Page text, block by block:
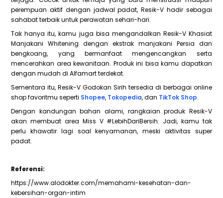
perempuan aktif dengan jadwal padat, Resik-V hadir sebagai
sahabat terbaik untuk perawatan sehari-hari.
Tak hanya itu, kamu juga bisa mengandalkan Resik-V Khasiat
Manjakani Whitening dengan ekstrak manjakani Persia dan
bengkoang, yang bermanfaat mengencangkan serta
mencerahkan area kewanitaan. Produk ini bisa kamu dapatkan
dengan mudah di Alfamart terdekat.
Sementara itu, Resik-V Godokan Sirih tersedia di berbagai online
shop favoritmu seperti Shopee, Tokopedia, dan TikTok Shop.
Dengan kandungan bahan alami, rangkaian produk Resik-V
akan membuat area Miss V #LebihDariBersih. Jadi, kamu tak
perlu khawatir lagi soal kenyamanan, meski aktivitas super
padat.
Referensi:
https://www.alodokter.com/memahami-kesehatan-dan-
kebersihan-organ-intim